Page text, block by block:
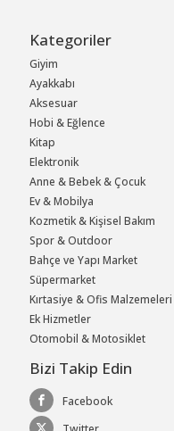
Kategoriler
Giyim
Ayakkabı
Aksesuar
Hobi & Eğlence
Kitap
Elektronik
Anne & Bebek & Çocuk
Ev & Mobilya
Kozmetik & Kişisel Bakım
Spor & Outdoor
Bahçe ve Yapı Market
Süpermarket
Kırtasiye & Ofis Malzemeleri
Ek Hizmetler
Otomobil & Motosiklet
Bizi Takip Edin
Facebook